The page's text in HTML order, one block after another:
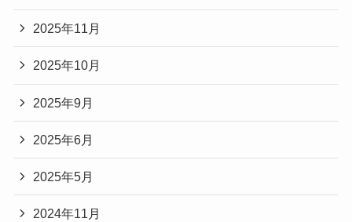
2025年11月
2025年10月
2025年9月
2025年6月
2025年5月
2024年11月